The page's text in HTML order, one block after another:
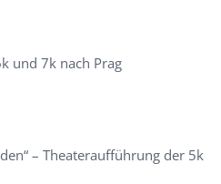
und 7k nach Prag
– Theateraufführung der 5k